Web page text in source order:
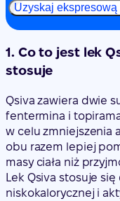
Uzyskaj
1. Co to jest lek
stosuje
Qsiva zawiera dwie
fentermina i
w celu zmniejszenia
obu razem lepiej
masy ciała niż
Lek Qsiva stosuje
niskokalorycznej i